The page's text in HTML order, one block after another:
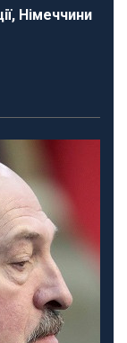
Німеччини